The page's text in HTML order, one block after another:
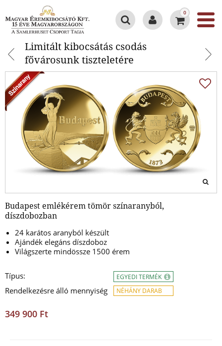
0
Limitált kibocsátás csodás
fővárosunk tiszteletére
Budapest emlékérem tömör színaranyból,
díszdobozban
24 karátos aranyból készült
Ajándék elegáns díszdoboz
Világszerte mindössze 1500 érem
Típus:
Rendelkezésre álló mennyiség
EGYEDI TERMÉK
NÉHÁNY DARAB
349 900 Ft
Limitált kibocsátás csodás
fővárosunk tiszteletére